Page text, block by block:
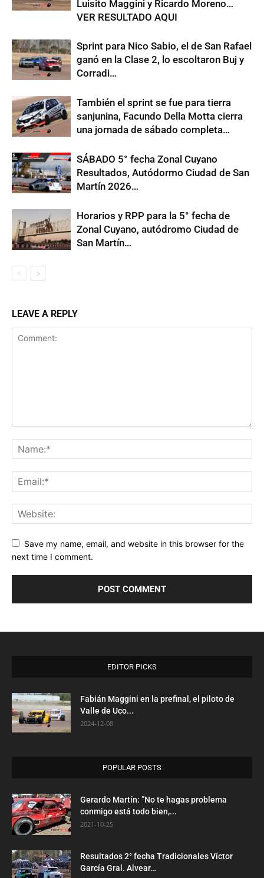
Luisito Maggini y Ricardo Moreno…
VER RESULTADO AQUI
Sprint para Nico Sabio, el de San Rafael
ganó en la Clase 2, lo escoltaron Buj y
Corradi…
También el sprint se fue para tierra
sanjunina, Facundo Della Motta cierra
una jornada de sábado completa…
SÁBADO 5° fecha Zonal Cuyano
Resultados, Autódormo Ciudad de San
Martín 2026…
Horarios y RPP para la 5° fecha de
Zonal Cuyano, autódromo Ciudad de
San Martín…
LEAVE A REPLY
Save my name, email, and website in this browser for the
next time I comment.
EDITOR PICKS
Fabián Maggini en la prefinal, el piloto de
Valle de Uco...
2024-12-08
POPULAR POSTS
Gerardo Martín: ”No te hagas problema
conmigo está todo bien,...
2021-10-25
Resultados 2° fecha Tradicionales Víctor
García Gral. Alvear…